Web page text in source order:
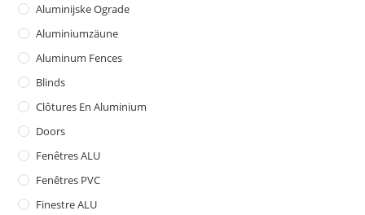
Aluminijske Ograde
Aluminiumzäune
Aluminum Fences
Blinds
Clôtures En Aluminium
Doors
Fenêtres ALU
Fenêtres PVC
Finestre ALU